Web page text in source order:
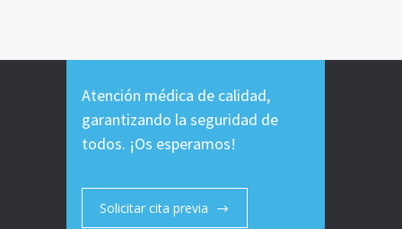
Atención médica de calidad,
garantizando la seguridad de
todos. ¡Os esperamos!
Solicitar cita previa